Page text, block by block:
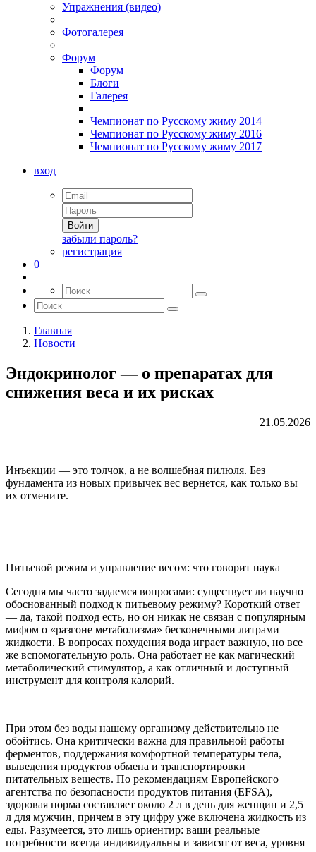
Упражнения (видео)
Фотогалерея
Форум
Форум
Блоги
Галерея
Чемпионат по Русскому жиму 2014
Чемпионат по Русскому жиму 2016
Чемпионат по Русскому жиму 2017
вход
Войти
забыли пароль?
регистрация
0
Главная
Новости
Эндокринолог — о препаратах для
снижения веса и их рисках
21.05.2026
Инъекции — это толчок, а не волшебная пилюля. Без
фундамента из новых привычек вес вернется, как только вы
их отмените.
Питьевой режим и управление весом: что говорит наука
Сегодня мы часто задаемся вопросами: существует ли научно
обоснованный подход к питьевому режиму? Короткий ответ
— да, такой подход есть, но он никак не связан с популярным
мифом о «разгоне метаболизма» бесконечными литрами
жидкости. В вопросах похудения вода играет важную, но все
же вспомогательную роль. Она работает не как магический
метаболический стимулятор, а как отличный и доступный
инструмент для контроля калорий.
При этом без воды нашему организму действительно не
обойтись. Она критически важна для правильной работы
ферментов, поддержания комфортной температуры тела,
выведения продуктов обмена и транспортировки
питательных веществ. По рекомендациям Европейского
агентства по безопасности продуктов питания (EFSA),
здоровая норма составляет около 2 л в день для женщин и 2,5
л для мужчин, причем в эту цифру уже включена жидкость из
еды. Разумеется, это лишь ориентир: ваши реальные
потребности всегда индивидуальны и зависят от веса, уровня